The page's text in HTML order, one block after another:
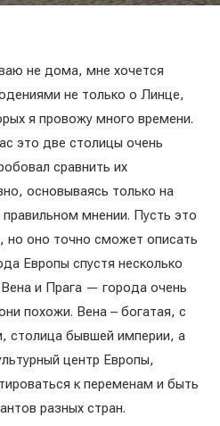
не дома, мне хочется
не только о Линце,
я провожу много времени.
это две столицы очень
сравнить их
основываясь только на
мнении. Пусть это
но оно точно сможет описать
Европы спустя несколько
и Прага — города очень
похожи. Вена – богатая, с
столица бывшей империи, а
центр Европы,
к переменам и быть
разных стран.